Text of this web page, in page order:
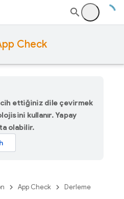
Check
ettiğiniz dile çevirmek
kullanır. Yapay
olabilir.
App Check Derleme